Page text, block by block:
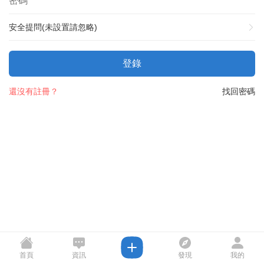
安全提問(未設置請忽略)
登錄
找回密碼
還沒有註冊？
首頁 資訊 發現 我的